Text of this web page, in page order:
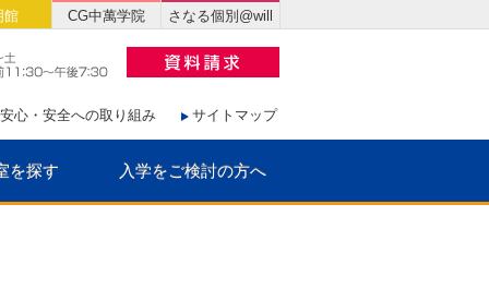
安心・安全への取り組み サイトマップ
を探す 入学をご検討の方へ
館 CG中萬学院 さなる個別@will